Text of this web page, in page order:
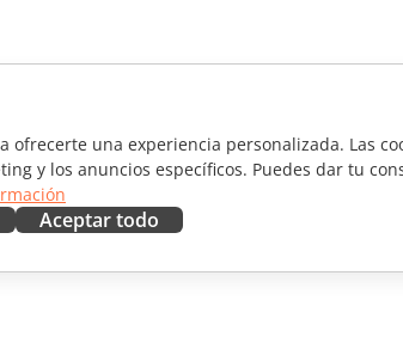
ofrecerte una experiencia personalizada. Las
y los anuncios específicos. Puedes dar tu
Aceptar todo